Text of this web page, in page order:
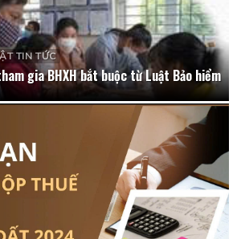
TIN TỨC
gia BHXH bắt buộc từ Luật Bảo hiểm